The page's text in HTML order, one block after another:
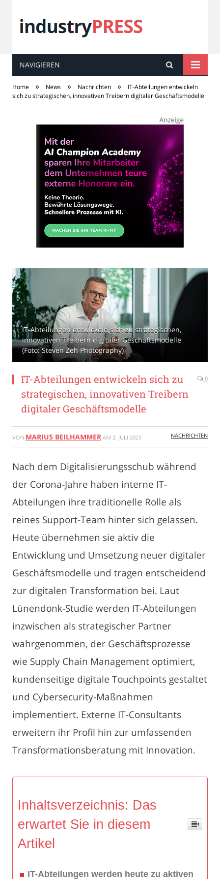
industryPRESS
NAVIGIEREN
Home » News » Nachrichten »
IT-Abteilungen entwickeln
sich zu strategischen, innovativen Treibern digitaler Geschäftsmodelle
IT-Abteilungen entwickeln sich zu strategischen,
innovativen Treibern digitaler Geschäftsmodelle
(Foto: Steven Zeh Photography)
IT-Abteilungen entwickeln sich zu
strategischen, innovativen Treibern
digitaler Geschäftsmodelle
0
VON MARIUS BEILHAMMER AM 2. JULI 2025 NACHRICHTEN
Nach dem Digitalisierungsschub während
der Corona-Jahre haben interne IT-
Abteilungen ihre traditionelle Rolle als
reines Support-Team hinter sich gelassen.
Heute übernehmen sie aktiv die
Entwicklung und Umsetzung neuer digitaler
Geschäftsmodelle und tragen entscheidend
zur digitalen Transformation bei. Laut
Lünendonk-Studie werden IT-Abteilungen
inzwischen als strategischer Partner
wahrgenommen, der Geschäftsprozesse
wie Supply Chain Management optimiert,
kundenseitige digitale Touchpoints gestaltet
und Cybersecurity-Maßnahmen
implementiert. Externe IT-Consultants
erweitern ihr Profil hin zur umfassenden
Transformationsberatung mit Innovation.
Inhaltsverzeichnis: Das
erwartet Sie in diesem
Artikel
IT-Abteilungen werden heute zu aktiven